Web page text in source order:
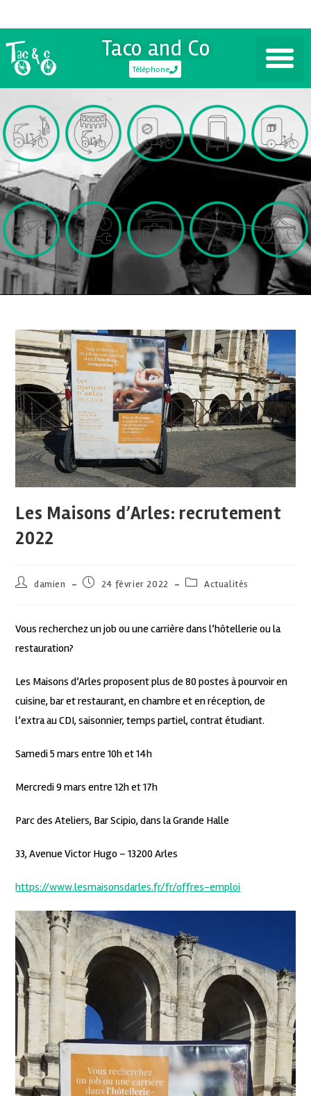
Taco and Co
Téléphone
Les Maisons d’Arles: recrutement
2022
damien 24 février 2022 Actualités
Vous recherchez un job ou une carrière dans l’hôtellerie ou la
restauration?
Les Maisons d’Arles proposent plus de 80 postes à pourvoir en
cuisine, bar et restaurant, en chambre et en réception, de
l’extra au CDI, saisonnier, temps partiel, contrat étudiant.
Samedi 5 mars entre 10h et 14h
Mercredi 9 mars entre 12h et 17h
Parc des Ateliers, Bar Scipio, dans la Grande Halle
33, Avenue Victor Hugo – 13200 Arles
https://www.lesmaisonsdarles.fr/fr/offres-emploi